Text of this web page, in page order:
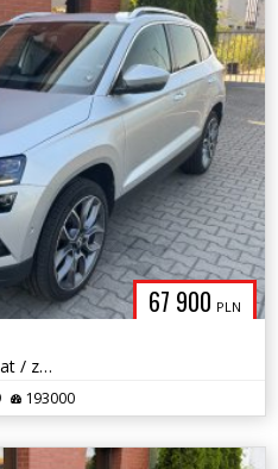
67 900 PLN
1.5 benzyna / 150 KM / automat / zarej w PL / panorama dach / zamiana
193000